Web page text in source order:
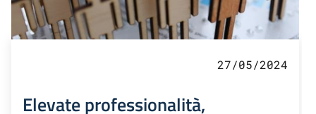
27/05/2024
Elevate professionalità,